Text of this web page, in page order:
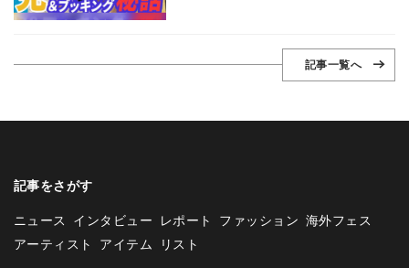
記事一覧へ
記事をさがす
ニュース インタビュー レポート ファッション 海外フェス
アーティスト アイテム リスト